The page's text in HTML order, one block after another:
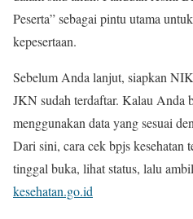
Peserta” sebagai pintu utama
kepesertaan.
Sebelum Anda lanjut, siapkan
JKN sudah terdaftar. Kalau Anda
menggunakan data yang sesuai
Dari sini, cara cek bpjs kesehatan
tinggal buka, lihat status, lalu
kesehatan.go.id